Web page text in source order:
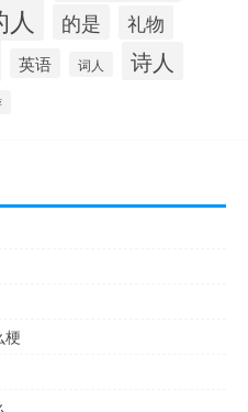
人 的是
礼物
英语 词人 诗人
梗